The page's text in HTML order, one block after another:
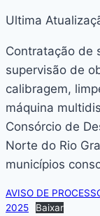
Ultima
Contratação de
supervisão de
calibragem,
máquina
Consórcio de
Norte do Rio
municípios
AVISO DE
2025
Baixar